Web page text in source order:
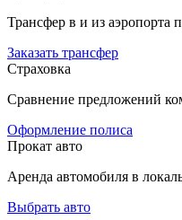
Трансфер в и из аэропорта
Заказать трансфер
Страховка
Сравнение предложений
Оформление полиса
Прокат авто
Аренда автомобиля в
Выбрать авто